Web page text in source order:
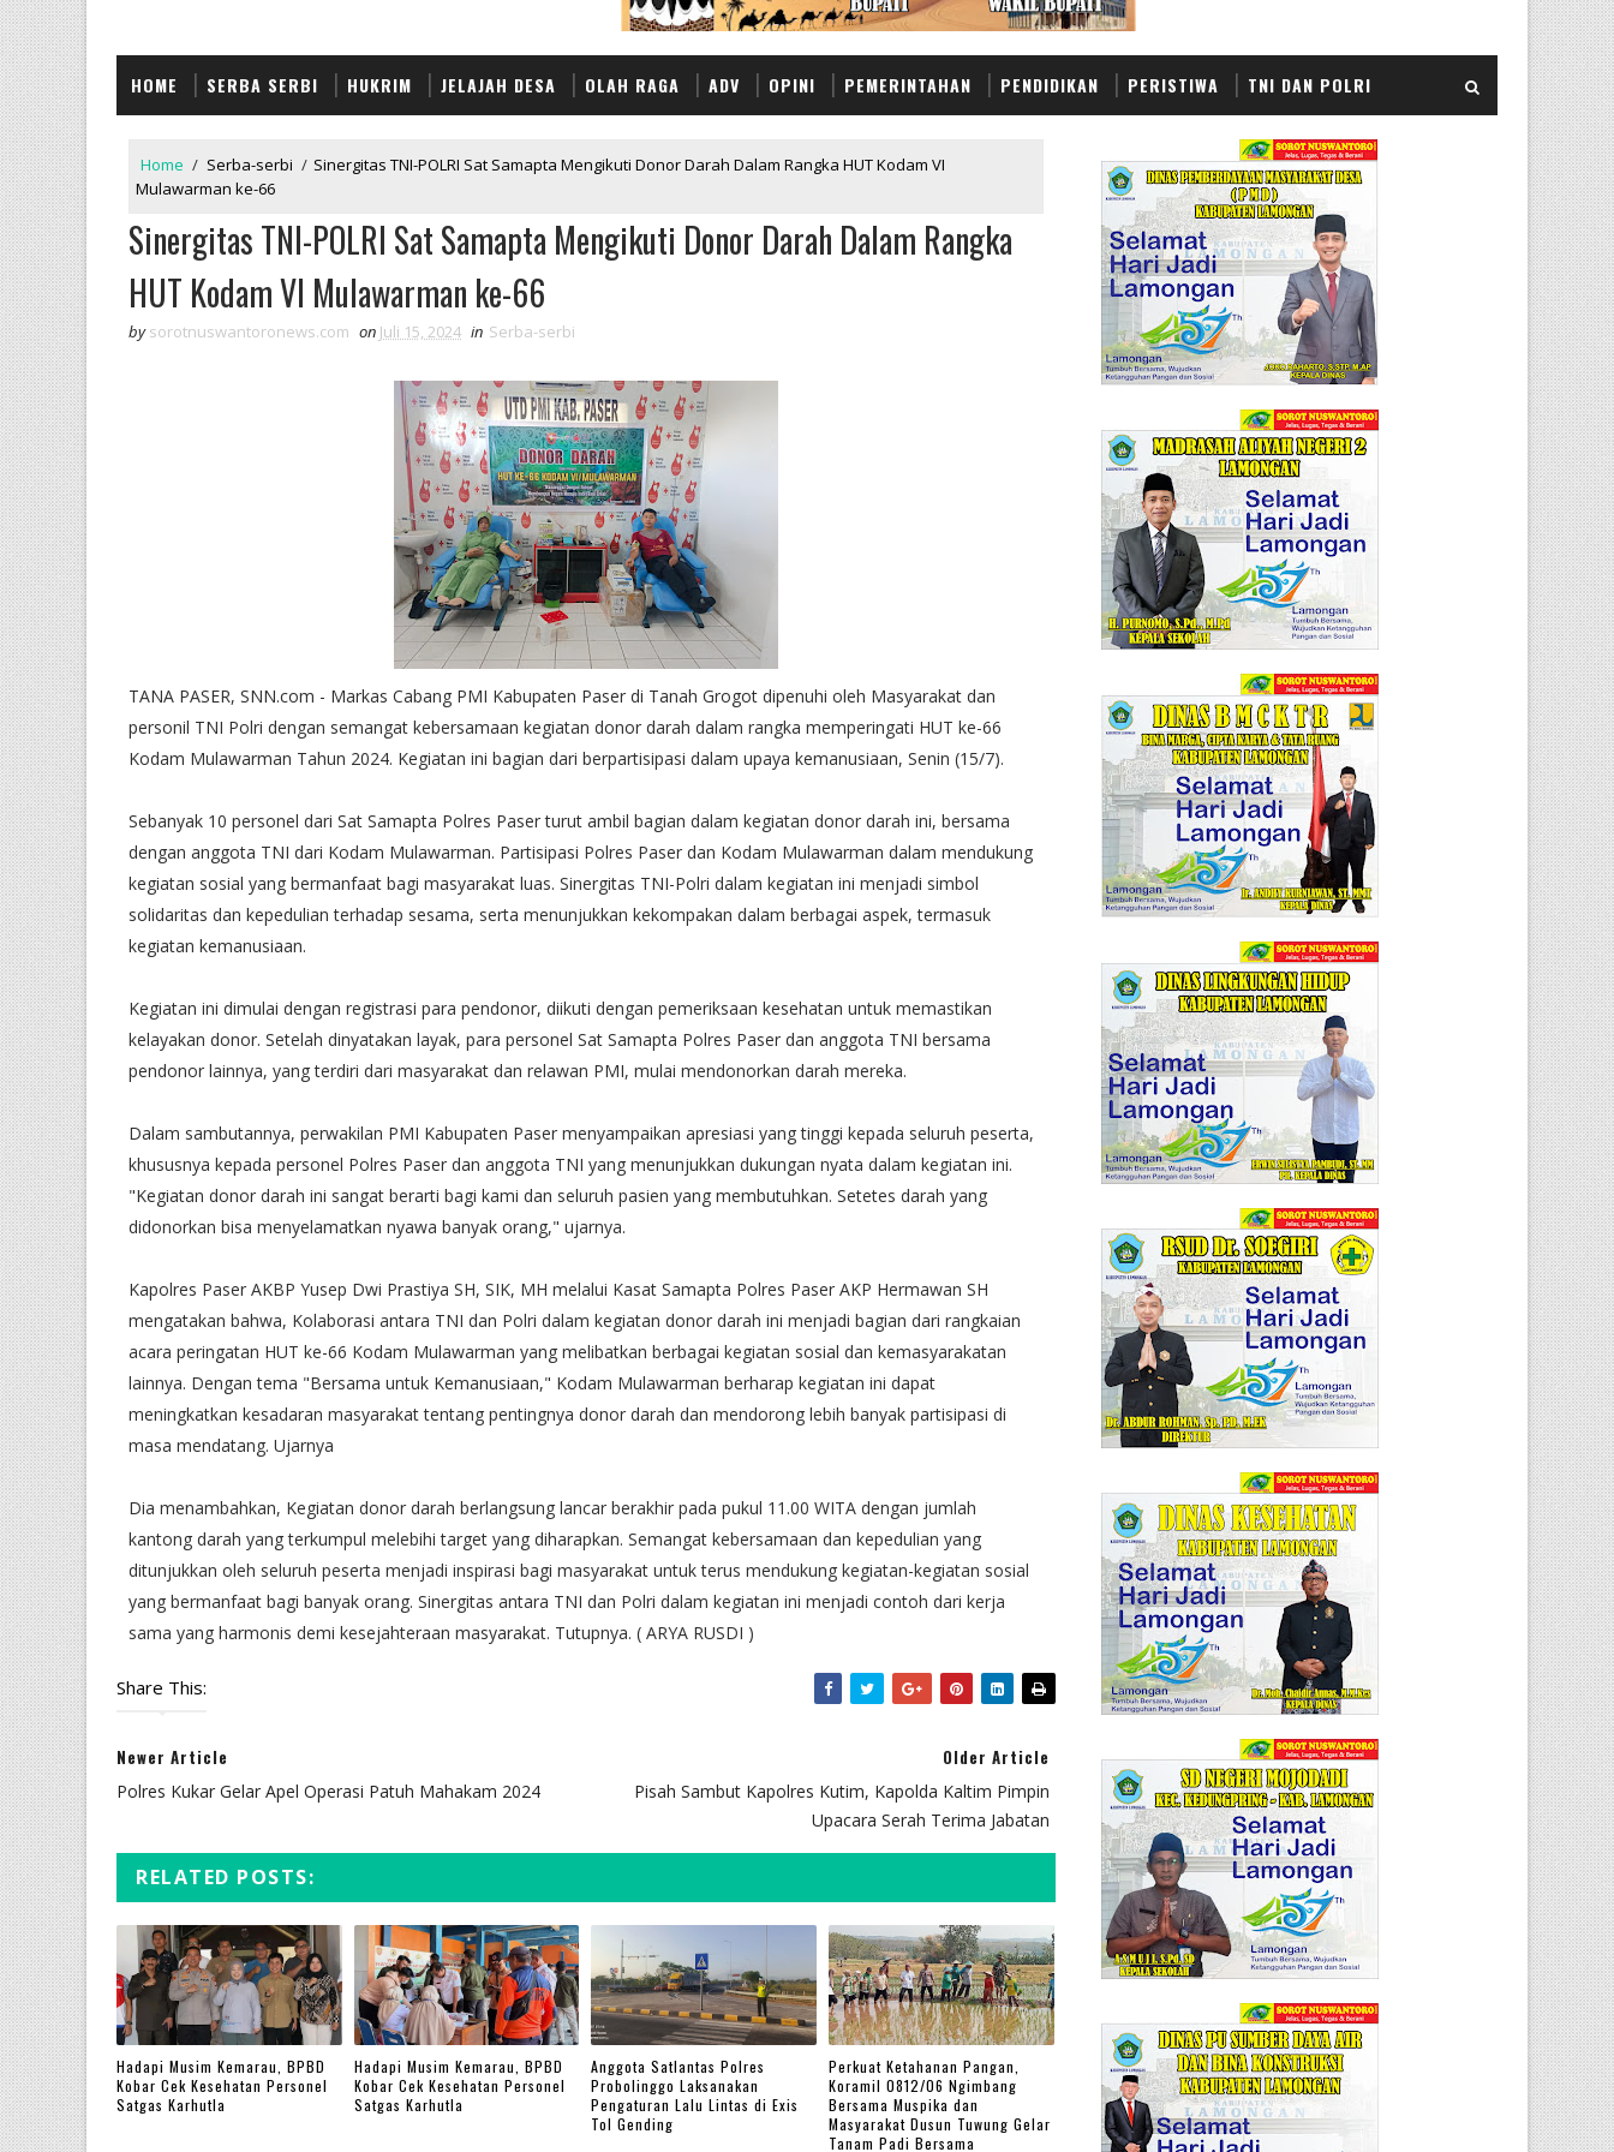
HOME SERBA SERBI HUKRIM JELAJAH DESA OLAH RAGA ADV OPINI PEMERINTAHAN PENDIDIKAN PERISTIWA TNI DAN POLRI
Home / Serba-serbi / Sinergitas TNI-POLRI Sat Samapta Mengikuti Donor Darah Dalam Rangka HUT Kodam VI
Mulawarman ke-66
Sinergitas TNI-POLRI Sat Samapta Mengikuti Donor Darah Dalam Rangka
HUT Kodam VI Mulawarman ke-66
by sorotnuswantoronews.com on Juli 15, 2024 in Serba-serbi
TANA PASER, SNN.com - Markas Cabang PMI Kabupaten Paser di Tanah Grogot dipenuhi oleh Masyarakat dan
personil TNI Polri dengan semangat kebersamaan kegiatan donor darah dalam rangka memperingati HUT ke-66
Kodam Mulawarman Tahun 2024. Kegiatan ini bagian dari berpartisipasi dalam upaya kemanusiaan, Senin (15/7).
Sebanyak 10 personel dari Sat Samapta Polres Paser turut ambil bagian dalam kegiatan donor darah ini, bersama
dengan anggota TNI dari Kodam Mulawarman. Partisipasi Polres Paser dan Kodam Mulawarman dalam mendukung
kegiatan sosial yang bermanfaat bagi masyarakat luas. Sinergitas TNI-Polri dalam kegiatan ini menjadi simbol
solidaritas dan kepedulian terhadap sesama, serta menunjukkan kekompakan dalam berbagai aspek, termasuk
kegiatan kemanusiaan.
Kegiatan ini dimulai dengan registrasi para pendonor, diikuti dengan pemeriksaan kesehatan untuk memastikan
kelayakan donor. Setelah dinyatakan layak, para personel Sat Samapta Polres Paser dan anggota TNI bersama
pendonor lainnya, yang terdiri dari masyarakat dan relawan PMI, mulai mendonorkan darah mereka.
Dalam sambutannya, perwakilan PMI Kabupaten Paser menyampaikan apresiasi yang tinggi kepada seluruh peserta,
khususnya kepada personel Polres Paser dan anggota TNI yang menunjukkan dukungan nyata dalam kegiatan ini.
"Kegiatan donor darah ini sangat berarti bagi kami dan seluruh pasien yang membutuhkan. Setetes darah yang
didonorkan bisa menyelamatkan nyawa banyak orang," ujarnya.
Kapolres Paser AKBP Yusep Dwi Prastiya SH, SIK, MH melalui Kasat Samapta Polres Paser AKP Hermawan SH
mengatakan bahwa, Kolaborasi antara TNI dan Polri dalam kegiatan donor darah ini menjadi bagian dari rangkaian
acara peringatan HUT ke-66 Kodam Mulawarman yang melibatkan berbagai kegiatan sosial dan kemasyarakatan
lainnya. Dengan tema "Bersama untuk Kemanusiaan," Kodam Mulawarman berharap kegiatan ini dapat
meningkatkan kesadaran masyarakat tentang pentingnya donor darah dan mendorong lebih banyak partisipasi di
masa mendatang. Ujarnya
Dia menambahkan, Kegiatan donor darah berlangsung lancar berakhir pada pukul 11.00 WITA dengan jumlah
kantong darah yang terkumpul melebihi target yang diharapkan. Semangat kebersamaan dan kepedulian yang
ditunjukkan oleh seluruh peserta menjadi inspirasi bagi masyarakat untuk terus mendukung kegiatan-kegiatan sosial
yang bermanfaat bagi banyak orang. Sinergitas antara TNI dan Polri dalam kegiatan ini menjadi contoh dari kerja
sama yang harmonis demi kesejahteraan masyarakat. Tutupnya. ( ARYA RUSDI )
Share This:
Newer Article
Polres Kukar Gelar Apel Operasi Patuh Mahakam 2024
Older Article
Pisah Sambut Kapolres Kutim, Kapolda Kaltim Pimpin
Upacara Serah Terima Jabatan
RELATED POSTS:
Hadapi Musim Kemarau, BPBD
Kobar Cek Kesehatan Personel
Satgas Karhutla
Hadapi Musim Kemarau, BPBD
Kobar Cek Kesehatan Personel
Satgas Karhutla
Anggota Satlantas Polres
Probolinggo Laksanakan
Pengaturan Lalu Lintas di Exis
Tol Gending
Perkuat Ketahanan Pangan,
Koramil 0812/06 Ngimbang
Bersama Muspika dan
Masyarakat Dusun Tuwung Gelar
Tanam Padi Bersama